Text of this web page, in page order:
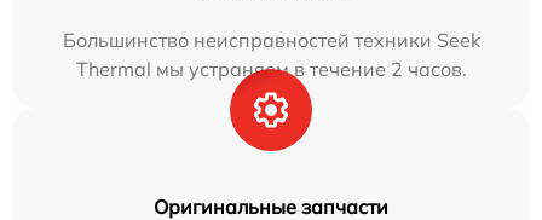
Большинство неисправностей техники Seek
Thermal мы устраняем в течение 2 часов.
Оригинальные запчасти